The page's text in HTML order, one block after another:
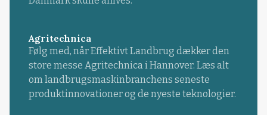
Agritechnica
Følg med, når Effektivt Landbrug dækker den
store messe Agritechnica i Hannover. Læs alt
om landbrugsmaskinbranchens seneste
produktinnovationer og de nyeste teknologier.